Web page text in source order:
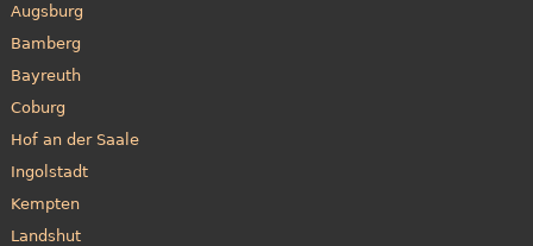
Augsburg
Bamberg
Bayreuth
Coburg
Hof an der Saale
Ingolstadt
Kempten
Landshut